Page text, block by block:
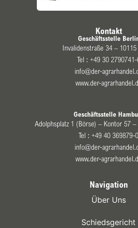
Kontakt
Geschäftsstelle
Invalidenstraße 34 –
Tel : +49 30
info@der-
www.der-
Geschäftsstelle
Adolphsplatz 1 (Börse) – Kontor 57
Tel : +49 40 369879-0
info@der-
www.der-
Navigation
Über Uns
Schiedsgericht